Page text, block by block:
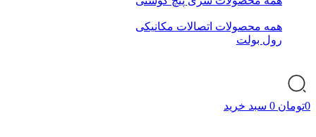
همه محصولات اتصالات مکانیکی
رول بولت
0تومان 0 سبد خرید